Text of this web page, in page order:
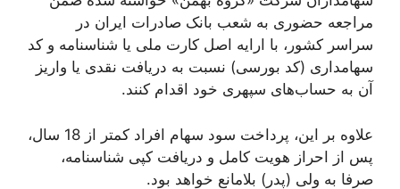
مراجعه حضوری به شعب بانک صادرات ایران در
سراسر کشور، با ارايه اصل کارت ملی یا شناسنامه و کد
سهامداری (کد بورسی) نسبت به دریافت نقدی یا واریز
آن به حساب‌های سپهری خود اقدام کنند.
علاوه بر این، پرداخت سود سهام افراد کمتر از 18 سال،
پس از احراز هویت کامل و دریافت کپی شناسنامه،
صرفا به ولی (پدر) بلامانع خواهد بود.